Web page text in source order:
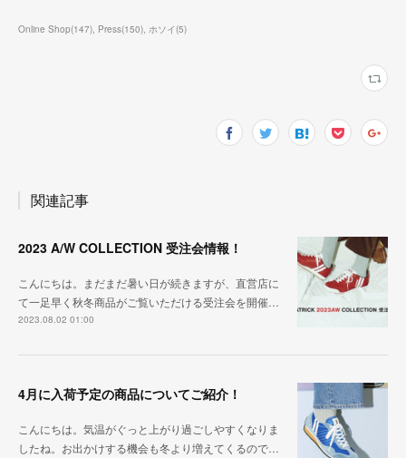
Online Shop(147) Press(150) ホソイ(5)
関連記事
2023 A/W COLLECTION 受注会情報！
こんにちは。まだまだ暑い日が続きますが、直営店に
て一足早く秋冬商品がご覧いただける受注会を開催…
2023.08.02 01:00
4月に入荷予定の商品についてご紹介！
こんにちは。気温がぐっと上がり過ごしやすくなりま
したね。お出かけする機会も冬より増えてくるので…